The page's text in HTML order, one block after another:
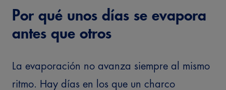
Por qué unos días se evapora
antes que otros
La evaporación no avanza siempre al mismo
ritmo. Hay días en los que un charco